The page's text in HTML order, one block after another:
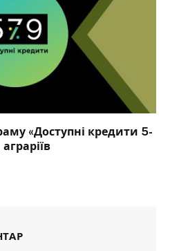
«Доступні кредити 5-